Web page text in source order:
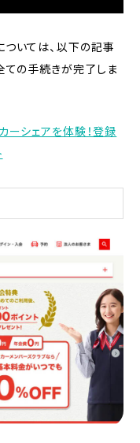
いては、以下の記事
ての手続きが完了しま
ーシェアを体験！登録